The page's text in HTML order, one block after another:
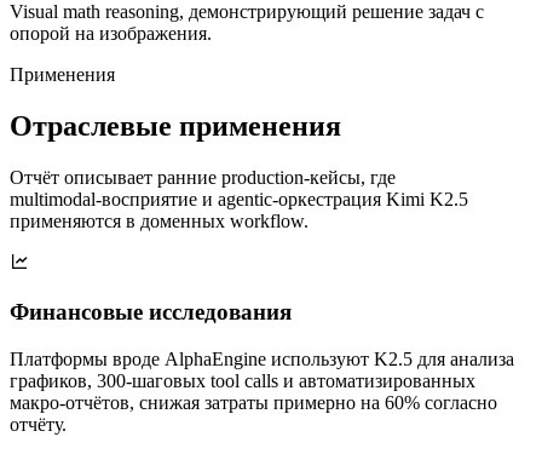
Visual math reasoning, демонстрирующий решение задач с
опорой на изображения.
Применения
Отраслевые применения
Отчёт описывает ранние production‑кейсы, где
multimodal‑восприятие и agentic‑оркестрация Kimi K2.5
применяются в доменных workflow.
Финансовые исследования
Платформы вроде AlphaEngine используют K2.5 для анализа
графиков, 300‑шаговых tool calls и автоматизированных
макро‑отчётов, снижая затраты примерно на 60% согласно
отчёту.